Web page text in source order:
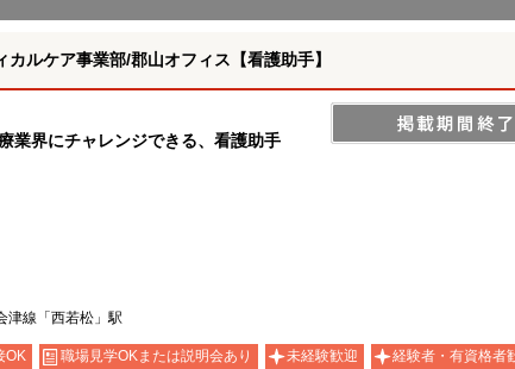
ルケア事業部/郡山オフィス【看護助手】
界にチャレンジできる、看護助手
津線「西若松」駅
OK 職場見学OKまたは説明会あり 未経験歓迎 経験者・有資格者